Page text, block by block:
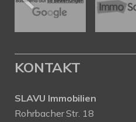
KONTAKT
SLAVU Immobilien
Rohrbacher Str. 18